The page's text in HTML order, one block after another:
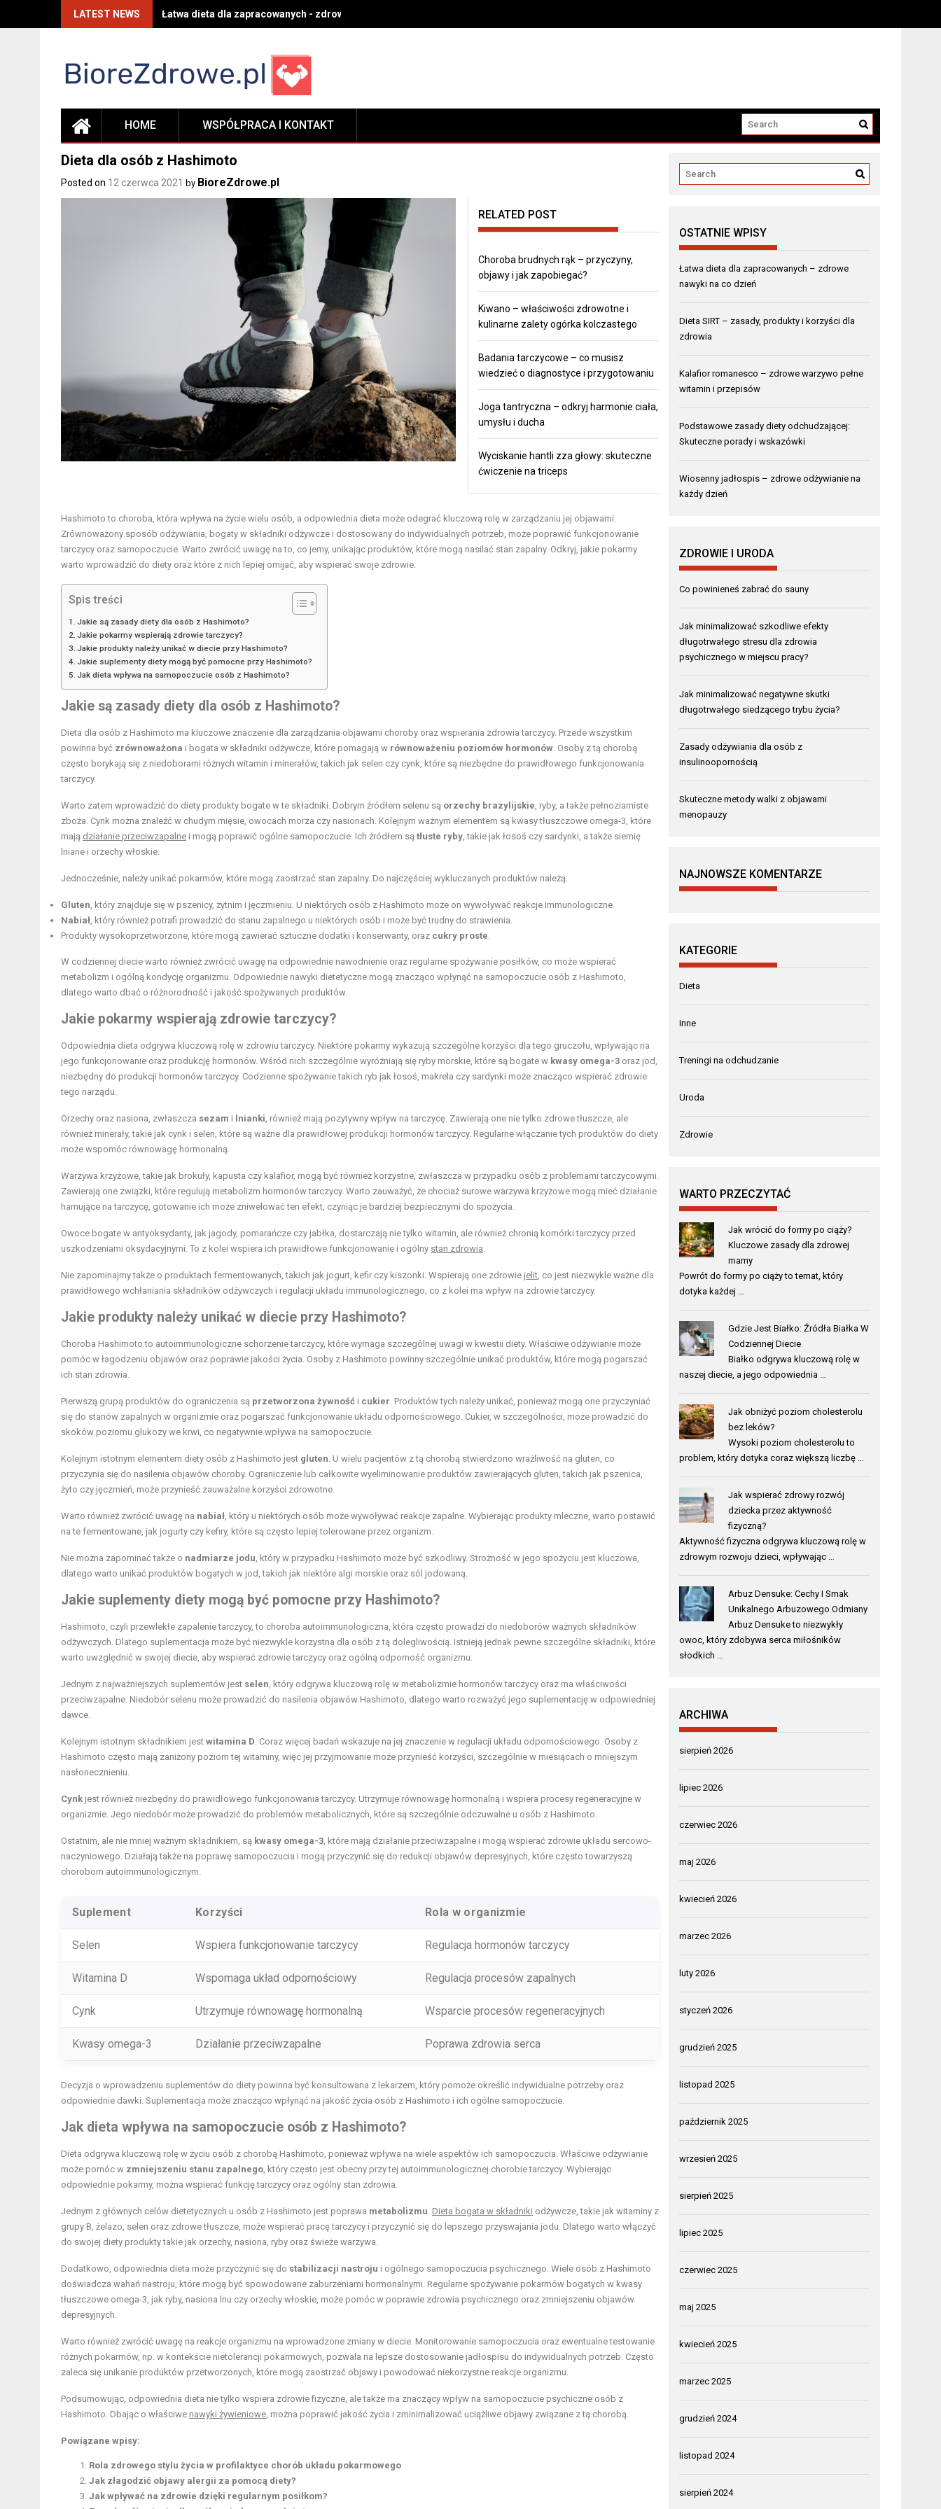
LATEST NEWS Łatwa dieta dla zapracowanych - zdrowe nawyki na co dzień
HOME WSPÓŁPRACA I KONTAKT
Dieta dla osób z Hashimoto
Posted on 12 czerwca 2021 by BioreZdrowe.pl
RELATED POST
Choroba brudnych rąk – przyczyny,
objawy i jak zapobiegać?
Kiwano – właściwości zdrowotne i
kulinarne zalety ogórka kolczastego
Badania tarczycowe – co musisz
wiedzieć o diagnostyce i przygotowaniu
Joga tantryczna – odkryj harmonie ciała,
umysłu i ducha
Wyciskanie hantli zza głowy: skuteczne
ćwiczenie na triceps
Hashimoto to choroba, która wpływa na życie wielu osób, a odpowiednia dieta może odegrać kluczową rolę w zarządzaniu jej objawami.
Zrównoważony sposób odżywiania, bogaty w składniki odżywcze i dostosowany do indywidualnych potrzeb, może poprawić funkcjonowanie
tarczycy oraz samopoczucie. Warto zwrócić uwagę na to, co jemy, unikając produktów, które mogą nasilać stan zapalny. Odkryj, jakie pokarmy
warto wprowadzić do diety oraz które z nich lepiej omijać, aby wspierać swoje zdrowie.
Spis treści
Jakie są zasady diety dla osób z Hashimoto?
Jakie pokarmy wspierają zdrowie tarczycy?
Jakie produkty należy unikać w diecie przy Hashimoto?
Jakie suplementy diety mogą być pomocne przy Hashimoto?
Jak dieta wpływa na samopoczucie osób z Hashimoto?
Jakie są zasady diety dla osób z Hashimoto?
Dieta dla osób z Hashimoto ma kluczowe znaczenie dla zarządzania objawami choroby oraz wspierania zdrowia tarczycy. Przede wszystkim
powinna być zrównoważona i bogata w składniki odżywcze, które pomagają w równoważeniu poziomów hormonów. Osoby z tą chorobą
często borykają się z niedoborami różnych witamin i minerałów, takich jak selen czy cynk, które są niezbędne do prawidłowego funkcjonowania
tarczycy.
Warto zatem wprowadzić do diety produkty bogate w te składniki. Dobrym źródłem selenu są orzechy brazylijskie, ryby, a także pełnoziarniste
zboża. Cynk można znaleźć w chudym mięsie, owocach morza czy nasionach. Kolejnym ważnym elementem są kwasy tłuszczowe omega-3, które
mają działanie przeciwzapalne i mogą poprawić ogólne samopoczucie. Ich źródłem są tłuste ryby, takie jak łosoś czy sardynki, a także siemię
lniane i orzechy włoskie.
Jednocześnie, należy unikać pokarmów, które mogą zaostrzać stan zapalny. Do najczęściej wykluczanych produktów należą:
Gluten, który znajduje się w pszenicy, żytnim i jęczmieniu. U niektórych osób z Hashimoto może on wywoływać reakcje immunologiczne.
Nabiał, który również potrafi prowadzić do stanu zapalnego u niektórych osób i może być trudny do strawienia.
Produkty wysokoprzetworzone, które mogą zawierać sztuczne dodatki i konserwanty, oraz cukry proste.
W codziennej diecie warto również zwrócić uwagę na odpowiednie nawodnienie oraz regularne spożywanie posiłków, co może wspierać
metabolizm i ogólną kondycję organizmu. Odpowiednie nawyki dietetyczne mogą znacząco wpłynąć na samopoczucie osób z Hashimoto,
dlatego warto dbać o różnorodność i jakość spożywanych produktów.
Jakie pokarmy wspierają zdrowie tarczycy?
Odpowiednia dieta odgrywa kluczową rolę w zdrowiu tarczycy. Niektóre pokarmy wykazują szczególne korzyści dla tego gruczołu, wpływając na
jego funkcjonowanie oraz produkcję hormonów. Wśród nich szczególnie wyróżniają się ryby morskie, które są bogate w kwasy omega-3 oraz jod,
niezbędny do produkcji hormonów tarczycy. Codzienne spożywanie takich ryb jak łosoś, makrela czy sardynki może znacząco wspierać zdrowie
tego narządu.
Orzechy oraz nasiona, zwłaszcza sezam i lnianki, również mają pozytywny wpływ na tarczycę. Zawierają one nie tylko zdrowe tłuszcze, ale
również minerały, takie jak cynk i selen, które są ważne dla prawidłowej produkcji hormonów tarczycy. Regularne włączanie tych produktów do diety
może wspomóc równowagę hormonalną.
Warzywa krzyżowe, takie jak brokuły, kapusta czy kalafior, mogą być również korzystne, zwłaszcza w przypadku osób z problemami tarczycowymi.
Zawierają one związki, które regulują metabolizm hormonów tarczycy. Warto zauważyć, że chociaż surowe warzywa krzyżowe mogą mieć działanie
hamujące na tarczycę, gotowanie ich może zniwelować ten efekt, czyniąc je bardziej bezpiecznymi do spożycia.
Owoce bogate w antyoksydanty, jak jagody, pomarańcze czy jabłka, dostarczają nie tylko witamin, ale również chronią komórki tarczycy przed
uszkodzeniami oksydacyjnymi. To z kolei wspiera ich prawidłowe funkcjonowanie i ogólny stan zdrowia.
Nie zapominajmy także o produktach fermentowanych, takich jak jogurt, kefir czy kiszonki. Wspierają one zdrowie jelit, co jest niezwykle ważne dla
prawidłowego wchłaniania składników odżywczych i regulacji układu immunologicznego, co z kolei ma wpływ na zdrowie tarczycy.
Jakie produkty należy unikać w diecie przy Hashimoto?
Choroba Hashimoto to autoimmunologiczne schorzenie tarczycy, które wymaga szczególnej uwagi w kwestii diety. Właściwe odżywianie może
pomóc w łagodzeniu objawów oraz poprawie jakości życia. Osoby z Hashimoto powinny szczególnie unikać produktów, które mogą pogarszać
ich stan zdrowia.
Pierwszą grupą produktów do ograniczenia są przetworzona żywność i cukier. Produktów tych należy unikać, ponieważ mogą one przyczyniać
się do stanów zapalnych w organizmie oraz pogarszać funkcjonowanie układu odpornościowego. Cukier, w szczególności, może prowadzić do
skoków poziomu glukozy we krwi, co negatywnie wpływa na samopoczucie.
Kolejnym istotnym elementem diety osób z Hashimoto jest gluten. U wielu pacjentów z tą chorobą stwierdzono wrażliwość na gluten, co
przyczynia się do nasilenia objawów choroby. Ograniczenie lub całkowite wyeliminowanie produktów zawierających gluten, takich jak pszenica,
żyto czy jęczmień, może przynieść zauważalne korzyści zdrowotne.
Warto również zwrócić uwagę na nabiał, który u niektórych osób może wywoływać reakcje zapalne. Wybierając produkty mleczne, warto postawić
na te fermentowane, jak jogurty czy kefiry, które są często lepiej tolerowane przez organizm.
Nie można zapominać także o nadmiarze jodu, który w przypadku Hashimoto może być szkodliwy. Strożność w jego spożyciu jest kluczowa,
dlatego warto unikać produktów bogatych w jod, takich jak niektóre algi morskie oraz sól jodowaną.
Jakie suplementy diety mogą być pomocne przy Hashimoto?
Hashimoto, czyli przewlekłe zapalenie tarczycy, to choroba autoimmunologiczna, która często prowadzi do niedoborów ważnych składników
odżywczych. Dlatego suplementacja może być niezwykle korzystna dla osób z tą dolegliwością. Istnieją jednak pewne szczególne składniki, które
warto uwzględnić w swojej diecie, aby wspierać zdrowie tarczycy oraz ogólną odporność organizmu.
Jednym z najważniejszych suplementów jest selen, który odgrywa kluczową rolę w metabolizmie hormonów tarczycy oraz ma właściwości
przeciwzapalne. Niedobór selenu może prowadzić do nasilenia objawów Hashimoto, dlatego warto rozważyć jego suplementację w odpowiedniej
dawce.
Kolejnym istotnym składnikiem jest witamina D. Coraz więcej badań wskazuje na jej znaczenie w regulacji układu odpornościowego. Osoby z
Hashimoto często mają zaniżony poziom tej witaminy, więc jej przyjmowanie może przynieść korzyści, szczególnie w miesiącach o mniejszym
nasłonecznieniu.
Cynk jest również niezbędny do prawidłowego funkcjonowania tarczycy. Utrzymuje równowagę hormonalną i wspiera procesy regeneracyjne w
organizmie. Jego niedobór może prowadzić do problemów metabolicznych, które są szczególnie odczuwalne u osób z Hashimoto.
Ostatnim, ale nie mniej ważnym składnikiem, są kwasy omega-3, które mają działanie przeciwzapalne i mogą wspierać zdrowie układu sercowo-
naczyniowego. Działają także na poprawę samopoczucia i mogą przyczynić się do redukcji objawów depresyjnych, które często towarzyszą
chorobom autoimmunologicznym.
Suplement Korzyści Rola w organizmie
Selen Wspiera funkcjonowanie tarczycy Regulacja hormonów tarczycy
Witamina D Wspomaga układ odpornościowy Regulacja procesów zapalnych
Cynk Utrzymuje równowagę hormonalną Wsparcie procesów regeneracyjnych
Kwasy omega-3 Działanie przeciwzapalne Poprawa zdrowia serca
Decyzja o wprowadzeniu suplementów do diety powinna być konsultowana z lekarzem, który pomoże określić indywidualne potrzeby oraz
odpowiednie dawki. Suplementacja może znacząco wpłynąć na jakość życia osób z Hashimoto i ich ogólne samopoczucie.
Jak dieta wpływa na samopoczucie osób z Hashimoto?
Dieta odgrywa kluczową rolę w życiu osób z chorobą Hashimoto, ponieważ wpływa na wiele aspektów ich samopoczucia. Właściwe odżywianie
może pomóc w zmniejszeniu stanu zapalnego, który często jest obecny przy tej autoimmunologicznej chorobie tarczycy. Wybierając
odpowiednie pokarmy, można wspierać funkcję tarczycy oraz ogólny stan zdrowia.
Jednym z głównych celów dietetycznych u osób z Hashimoto jest poprawa metabolizmu. Dieta bogata w składniki odżywcze, takie jak witaminy z
grupy B, żelazo, selen oraz zdrowe tłuszcze, może wspierać pracę tarczycy i przyczynić się do lepszego przyswajania jodu. Dlatego warto włączyć
do swojej diety produkty takie jak orzechy, nasiona, ryby oraz świeże warzywa.
Dodatkowo, odpowiednia dieta może przyczynić się do stabilizacji nastroju i ogólnego samopoczucia psychicznego. Wiele osób z Hashimoto
doświadcza wahań nastroju, które mogą być spowodowane zaburzeniami hormonalnymi. Regularne spożywanie pokarmów bogatych w kwasy
tłuszczowe omega-3, jak ryby, nasiona lnu czy orzechy włoskie, może pomóc w poprawie zdrowia psychicznego oraz zmniejszeniu objawów
depresyjnych.
Warto również zwrócić uwagę na reakcje organizmu na wprowadzone zmiany w diecie. Monitorowanie samopoczucia oraz ewentualne testowanie
różnych pokarmów, np. w kontekście nietolerancji pokarmowych, pozwala na lepsze dostosowanie jadłospisu do indywidualnych potrzeb. Często
zaleca się unikanie produktów przetworzonych, które mogą zaostrzać objawy i powodować niekorzystne reakcje organizmu.
Podsumowując, odpowiednia dieta nie tylko wspiera zdrowie fizyczne, ale także ma znaczący wpływ na samopoczucie psychiczne osób z
Hashimoto. Dbając o właściwe nawyki żywieniowe, można poprawić jakość życia i zminimalizować uciążliwe objawy związane z tą chorobą.
Powiązane wpisy:
Rola zdrowego stylu życia w profilaktyce chorób układu pokarmowego
Jak złagodzić objawy alergii za pomocą diety?
Jak wpływać na zdrowie dzięki regularnym posiłkom?
OSTATNIE WPISY
Łatwa dieta dla zapracowanych – zdrowe
nawyki na co dzień
Dieta SIRT – zasady, produkty i korzyści dla
zdrowia
Kalafior romanesco – zdrowe warzywo pełne
witamin i przepisów
Podstawowe zasady diety odchudzającej:
Skuteczne porady i wskazówki
Wiosenny jadłospis – zdrowe odżywianie na
każdy dzień
ZDROWIE I URODA
Co powinieneś zabrać do sauny
Jak minimalizować szkodliwe efekty
długotrwałego stresu dla zdrowia
psychicznego w miejscu pracy?
Jak minimalizować negatywne skutki
długotrwałego siedzącego trybu życia?
Zasady odżywiania dla osób z
insulinoopornością
Skuteczne metody walki z objawami
menopauzy
NAJNOWSZE KOMENTARZE
KATEGORIE
Dieta
Inne
Treningi na odchudzanie
Uroda
Zdrowie
WARTO PRZECZYTAĆ
Jak wrócić do formy po ciąży?
Kluczowe zasady dla zdrowej
mamy
Powrót do formy po ciąży to temat, który
dotyka każdej …
Gdzie Jest Białko: Źródła Białka W
Codziennej Diecie
Białko odgrywa kluczową rolę w
naszej diecie, a jego odpowiednia …
Jak obniżyć poziom cholesterolu
bez leków?
Wysoki poziom cholesterolu to
problem, który dotyka coraz większą liczbę …
Jak wspierać zdrowy rozwój
dziecka przez aktywność
fizyczną?
Aktywność fizyczna odgrywa kluczową rolę w
zdrowym rozwoju dzieci, wpływając …
Arbuz Densuke: Cechy I Smak
Unikalnego Arbuzowego Odmiany
Arbuz Densuke to niezwykły
owoc, który zdobywa serca miłośników
słodkich …
ARCHIWA
sierpień 2026
lipiec 2026
czerwiec 2026
maj 2026
kwiecień 2026
marzec 2026
luty 2026
styczeń 2026
grudzień 2025
listopad 2025
październik 2025
wrzesień 2025
sierpień 2025
lipiec 2025
czerwiec 2025
maj 2025
kwiecień 2025
marzec 2025
grudzień 2024
listopad 2024
sierpień 2024